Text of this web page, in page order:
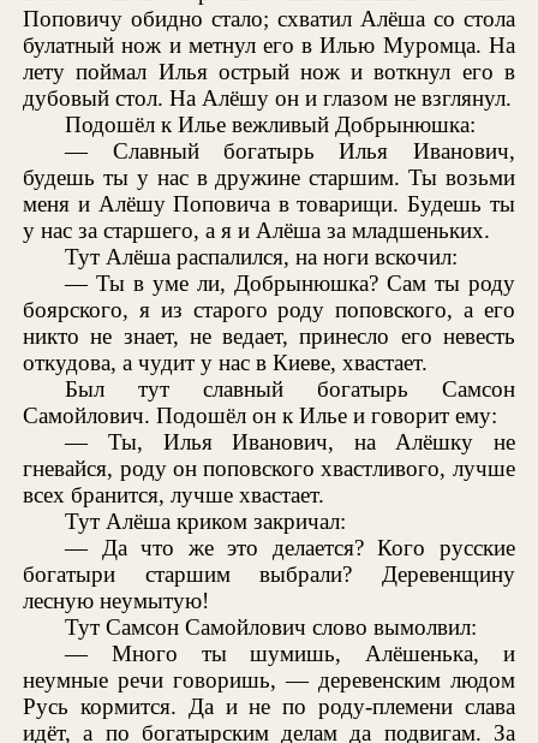
Поповичу обидно стало; схватил Алёша со стола
булатный нож и метнул его в Илью Муромца. На
лету поймал Илья острый нож и воткнул его в
дубовый стол. На Алёшу он и глазом не взглянул.
Подошёл к Илье вежливый Добрынюшка:
— Славный богатырь Илья Иванович,
будешь ты у нас в дружине старшим. Ты возьми
меня и Алёшу Поповича в товарищи. Будешь ты
у нас за старшего, а я и Алёша за младшеньких.
Тут Алёша распалился, на ноги вскочил:
— Ты в уме ли, Добрынюшка? Сам ты роду
боярского, я из старого роду поповского, а его
никто не знает, не ведает, принесло его невесть
откудова, а чудит у нас в Киеве, хвастает.
Был тут славный богатырь Самсон
Самойлович. Подошёл он к Илье и говорит ему:
— Ты, Илья Иванович, на Алёшку не
гневайся, роду он поповского хвастливого, лучше
всех бранится, лучше хвастает.
Тут Алёша криком закричал:
— Да что же это делается? Кого русские
богатыри старшим выбрали? Деревенщину
лесную неумытую!
Тут Самсон Самойлович слово вымолвил:
— Много ты шумишь, Алёшенька, и
неумные речи говоришь, — деревенским людом
Русь кормится. Да и не по роду-племени слава
идёт, а по богатырским делам да подвигам. За